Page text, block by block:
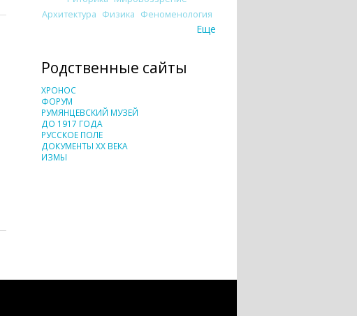
Архитектура Физика Феноменология
Еще
Родственные сайты
ХРОНОС
ФОРУМ
РУМЯНЦЕВСКИЙ МУЗЕЙ
ДО 1917 ГОДА
РУССКОЕ ПОЛЕ
ДОКУМЕНТЫ XX ВЕКА
ИЗМЫ